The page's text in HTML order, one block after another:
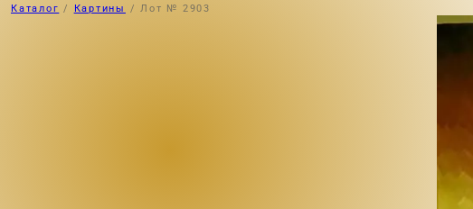
Каталог / Картины / Лот № 2903